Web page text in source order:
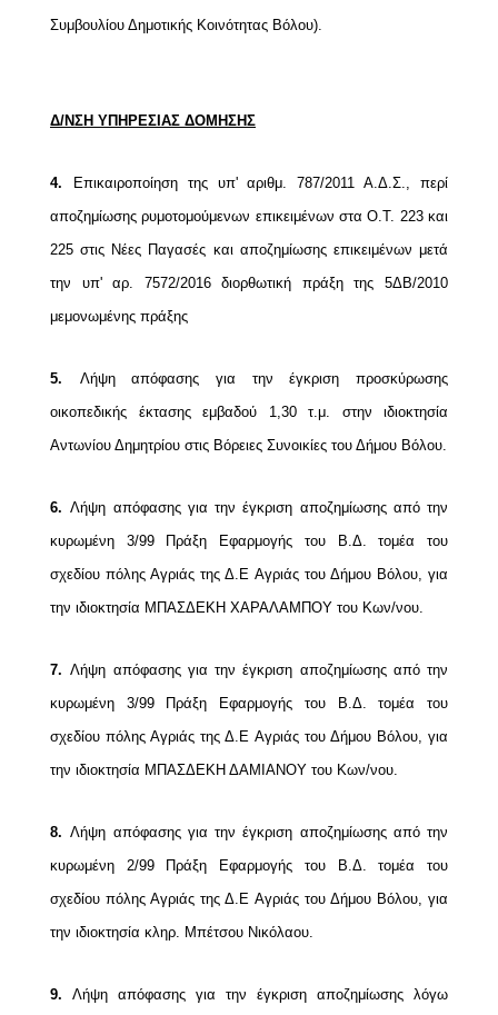
Συμβουλίου Δημοτικής Κοινότητας Βόλου).
Δ/ΝΣΗ ΥΠΗΡΕΣΙΑΣ ΔΟΜΗΣΗΣ
4.
Επικαιροποίηση της υπ' αριθμ. 787/2011 Α.Δ.Σ., περί
αποζημίωσης ρυμοτομούμενων επικειμένων στα Ο.Τ. 223 και
225 στις Νέες Παγασές και αποζημίωσης επικειμένων μετά
την υπ' αρ. 7572/2016 διορθωτική πράξη της 5ΔΒ/2010
μεμονωμένης πράξης
5.
Λήψη απόφασης για την έγκριση προσκύρωσης
οικοπεδικής έκτασης εμβαδού 1,30 τ.μ. στην ιδιοκτησία
Αντωνίου Δημητρίου στις Βόρειες Συνοικίες του Δήμου Βόλου.
6. Λήψη απόφασης για την έγκριση αποζημίωσης από την
κυρωμένη 3/99 Πράξη Εφαρμογής του Β.Δ. τομέα του
σχεδίου πόλης Αγριάς της Δ.Ε Αγριάς του Δήμου Βόλου, για
την ιδιοκτησία ΜΠΑΣΔΕΚΗ ΧΑΡΑΛΑΜΠΟΥ του Κων/νου.
7. Λήψη απόφασης για την έγκριση αποζημίωσης από την
κυρωμένη 3/99 Πράξη Εφαρμογής του Β.Δ. τομέα του
σχεδίου πόλης Αγριάς της Δ.Ε Αγριάς του Δήμου Βόλου, για
την ιδιοκτησία ΜΠΑΣΔΕΚΗ ΔΑΜΙΑΝΟΥ του Κων/νου.
8. Λήψη απόφασης για την έγκριση αποζημίωσης από την
κυρωμένη 2/99 Πράξη Εφαρμογής του Β.Δ. τομέα του
σχεδίου πόλης Αγριάς της Δ.Ε Αγριάς του Δήμου Βόλου, για
την ιδιοκτησία κληρ. Μπέτσου Νικόλαου.
9. Λήψη απόφασης για την έγκριση αποζημίωσης λόγω